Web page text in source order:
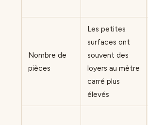
Nombre de
pièces
Les petites
surfaces ont
souvent des
loyers au mètre
carré plus
élevés